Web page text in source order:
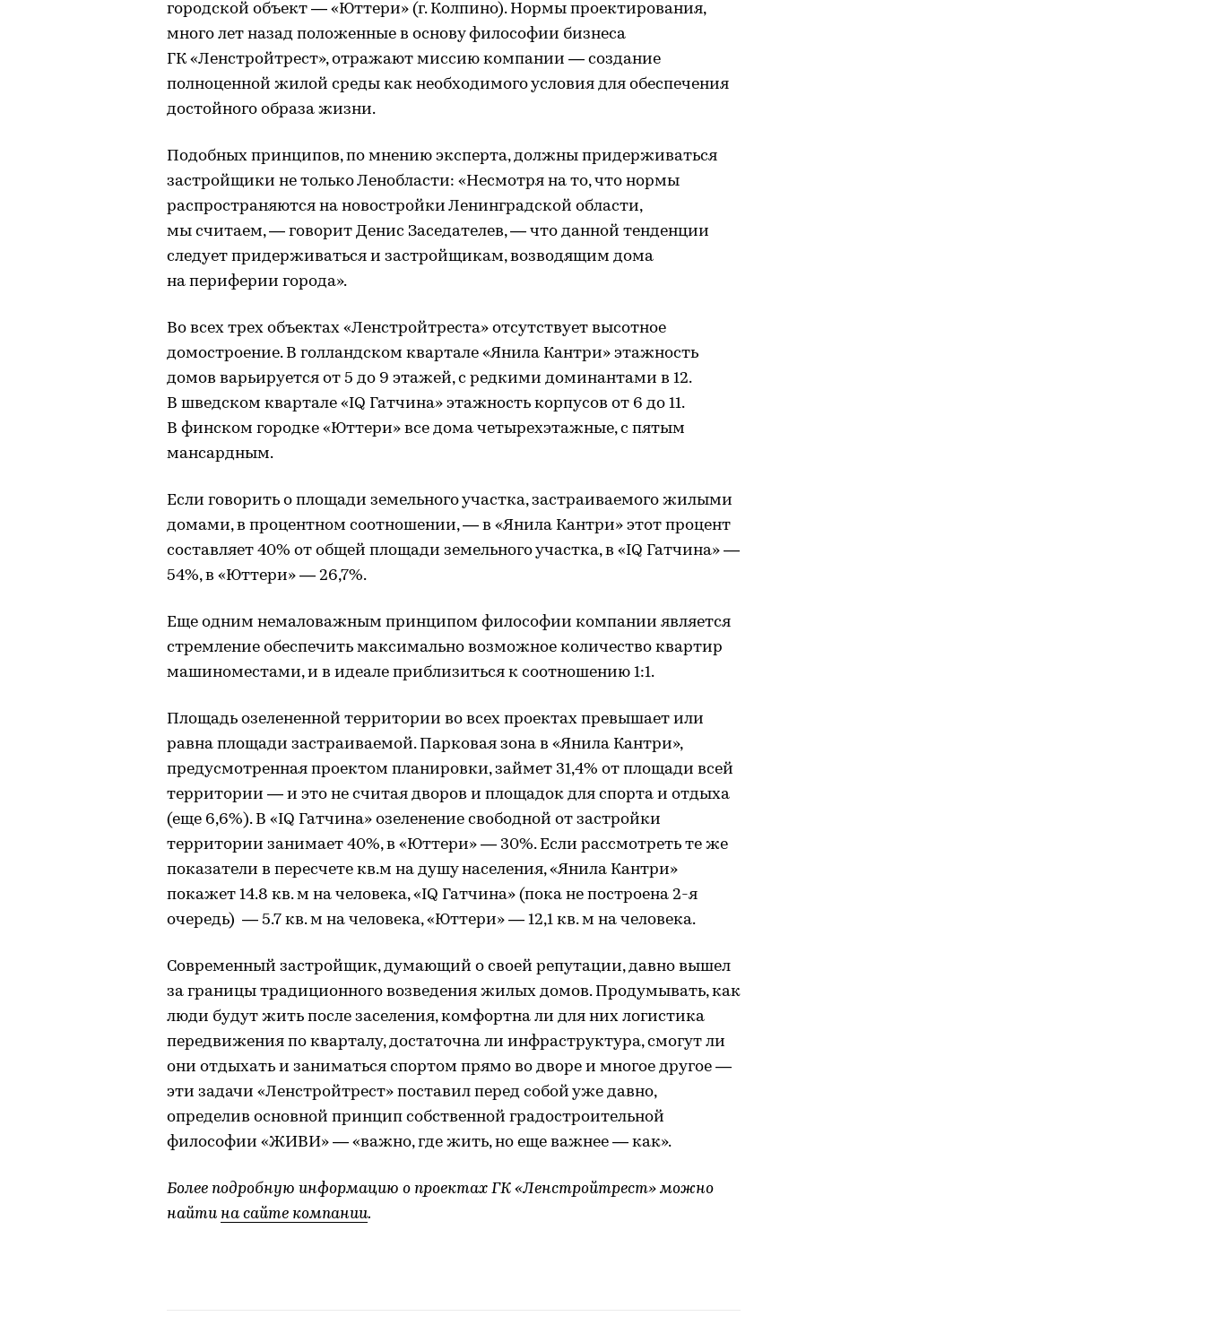
городской объект — «Юттери» (г. Колпино). Нормы проектирования,
много лет назад положенные в основу философии бизнеса
ГК «Ленстройтрест», отражают миссию компании — создание
полноценной жилой среды как необходимого условия для обеспечения
достойного образа жизни.
Подобных принципов, по мнению эксперта, должны придерживаться
застройщики не только Ленобласти: «Несмотря на то, что нормы
распространяются на новостройки Ленинградской области,
мы считаем, — говорит Денис Заседателев, — что данной тенденции
следует придерживаться и застройщикам, возводящим дома
на периферии города».
Во всех трех объектах «Ленстройтреста» отсутствует высотное
домостроение. В голландском квартале «Янила Кантри» этажность
домов варьируется от 5 до 9 этажей, с редкими доминантами в 12.
В шведском квартале «IQ Гатчина» этажность корпусов от 6 до 11.
В финском городке «Юттери» все дома четырехэтажные, с пятым
мансардным.
Если говорить о площади земельного участка, застраиваемого жилыми
домами, в процентном соотношении, — в «Янила Кантри» этот процент
составляет 40% от общей площади земельного участка, в «IQ Гатчина» —
54%, в «Юттери» — 26,7%.
Еще одним немаловажным принципом философии компании является
стремление обеспечить максимально возможное количество квартир
машиноместами, и в идеале приблизиться к соотношению 1:1.
Площадь озелененной территории во всех проектах превышает или
равна площади застраиваемой. Парковая зона в «Янила Кантри»,
предусмотренная проектом планировки, займет 31,4% от площади всей
территории — и это не считая дворов и площадок для спорта и отдыха
(еще 6,6%). В «IQ Гатчина» озеленение свободной от застройки
территории занимает 40%, в «Юттери» — 30%. Если рассмотреть те же
показатели в пересчете кв.м на душу населения, «Янила Кантри»
покажет 14.8 кв. м на человека, «IQ Гатчина» (пока не построена 2-я
очередь) — 5.7 кв. м на человека, «Юттери» — 12,1 кв. м на человека.
Современный застройщик, думающий о своей репутации, давно вышел
за границы традиционного возведения жилых домов. Продумывать, как
люди будут жить после заселения, комфортна ли для них логистика
передвижения по кварталу, достаточна ли инфраструктура, смогут ли
они отдыхать и заниматься спортом прямо во дворе и многое другое —
эти задачи «Ленстройтрест» поставил перед собой уже давно,
определив основной принцип собственной градостроительной
философии «ЖИВИ» — «важно, где жить, но еще важнее — как».
Более подробную информацию о проектах ГК «Ленстройтрест» можно
найти на сайте компании.